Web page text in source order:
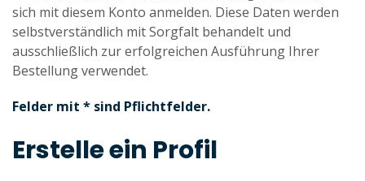
sich mit diesem Konto anmelden. Diese Daten werden
selbstverständlich mit Sorgfalt behandelt und
ausschließlich zur erfolgreichen Ausführung Ihrer
Bestellung verwendet.
Felder mit * sind Pflichtfelder.
Erstelle ein Profil